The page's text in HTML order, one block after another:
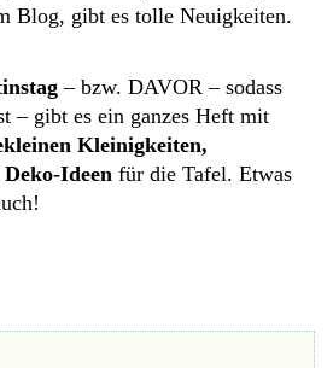
Blog, gibt es tolle Neuigkeiten.
– bzw. DAVOR – sodass
– gibt es ein ganzes Heft mit
Kleinigkeiten,
Ideen für die Tafel. Etwas